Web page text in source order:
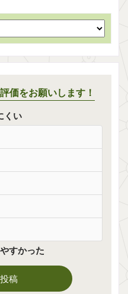
価をお願いします！
くい
すかった
稿